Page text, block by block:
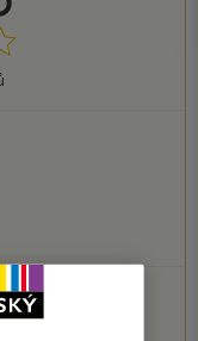
KNIHY